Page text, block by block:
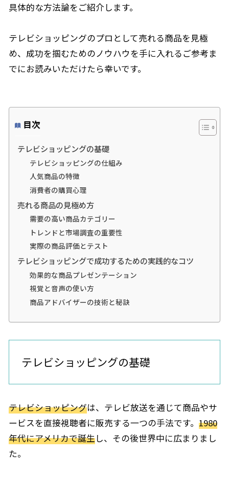
具体的な方法論をご紹介します。
テレビショッピングのプロとして売れる商品を見極
め、成功を掴むためのノウハウを手に入れるご参考ま
でにお読みいただけたら幸いです。
目次
テレビショッピングの基礎
テレビショッピングの仕組み
人気商品の特徴
消費者の購買心理
売れる商品の見極め方
需要の高い商品カテゴリー
トレンドと市場調査の重要性
実際の商品評価とテスト
テレビショッピングで成功するための実践的なコツ
効果的な商品プレゼンテーション
視覚と音声の使い方
商品アドバイザーの技術と秘訣
テレビショッピングの基礎
テレビショッピングは、テレビ放送を通じて商品やサ
ービスを直接視聴者に販売する一つの手法です。 1980
年代にアメリカで誕生し、その後世界中に広まりまし
た。